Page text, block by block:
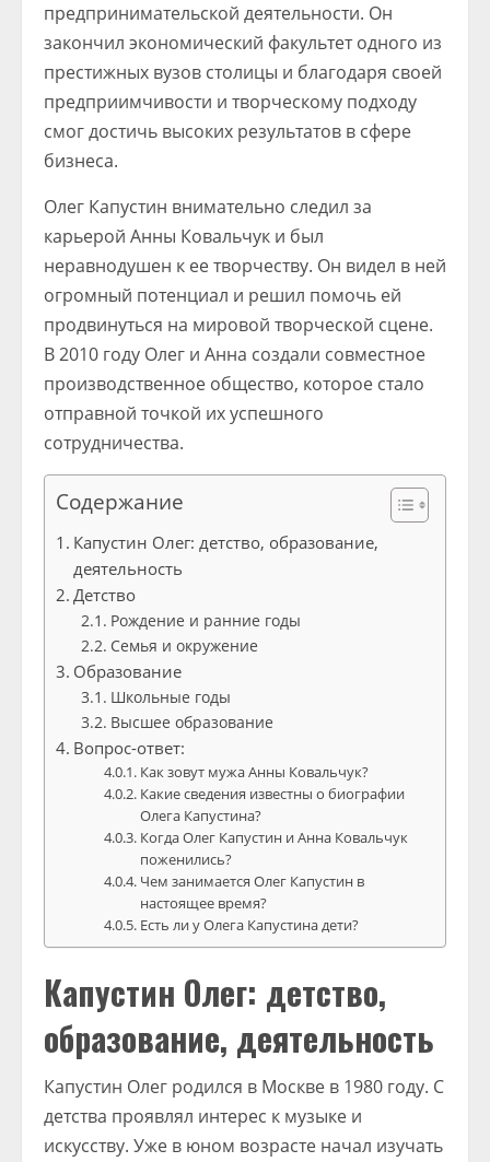
предпринимательской деятельности. Он
закончил экономический факультет одного из
престижных вузов столицы и благодаря своей
предприимчивости и творческому подходу
смог достичь высоких результатов в сфере
бизнеса.
Олег Капустин внимательно следил за
карьерой Анны Ковальчук и был
неравнодушен к ее творчеству. Он видел в ней
огромный потенциал и решил помочь ей
продвинуться на мировой творческой сцене.
В 2010 году Олег и Анна создали совместное
производственное общество, которое стало
отправной точкой их успешного
сотрудничества.
Содержание
Капустин Олег: детство, образование,
деятельность
Детство
Рождение и ранние годы
Семья и окружение
Образование
Школьные годы
Высшее образование
Вопрос-ответ:
Как зовут мужа Анны Ковальчук?
Какие сведения известны о биографии
Олега Капустина?
Когда Олег Капустин и Анна Ковальчук
поженились?
Чем занимается Олег Капустин в
настоящее время?
Есть ли у Олега Капустина дети?
Капустин Олег: детство,
образование, деятельность
Капустин Олег родился в Москве в 1980 году. С
детства проявлял интерес к музыке и
искусству. Уже в юном возрасте начал изучать